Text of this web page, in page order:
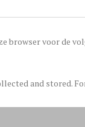
browser voor de
and stored.